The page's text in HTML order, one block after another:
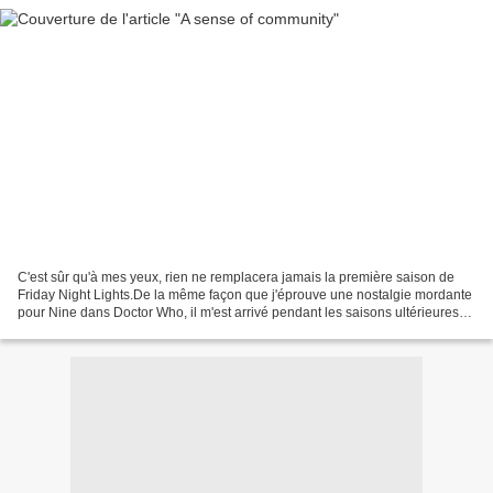
C'est sûr qu'à mes yeux, rien ne remplacera jamais la première saison de
Friday Night Lights.De la même façon que j'éprouve une nostalgie mordante
pour Nine dans Doctor Who, il m'est arrivé pendant les saisons ultérieures